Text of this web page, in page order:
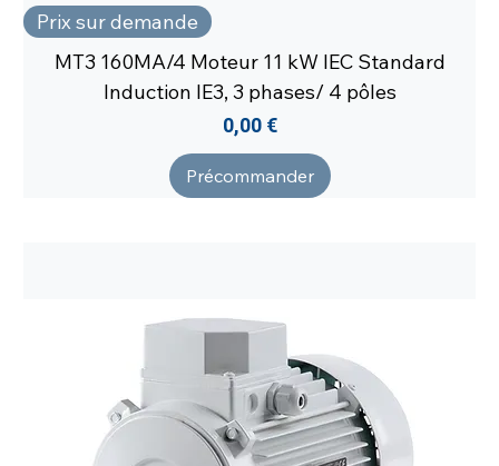
Prix sur demande
MT3 160MA/4 Moteur 11 kW IEC Standard
Induction IE3, 3 phases/ 4 pôles
Prix
0,00 €
Précommander